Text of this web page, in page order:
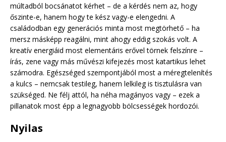
múltadból bocsánatot kérhet – de a kérdés nem az, hogy
őszinte-e, hanem hogy te kész vagy-e elengedni. A
családodban egy generációs minta most megtörhető – ha
mersz másképp reagálni, mint ahogy eddig szokás volt. A
kreatív energiáid most elementáris erővel törnek felszínre –
írás, zene vagy más művészi kifejezés most katartikus lehet
számodra. Egészséged szempontjából most a méregtelenítés
a kulcs – nemcsak testileg, hanem lelkileg is tisztulásra van
szükséged. Ne félj attól, ha néha magányos vagy – ezek a
pillanatok most épp a legnagyobb bölcsességek hordozói.
Nyilas